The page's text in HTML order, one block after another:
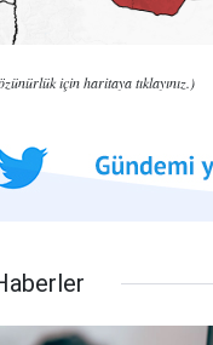
için haritaya tıklayınız.)